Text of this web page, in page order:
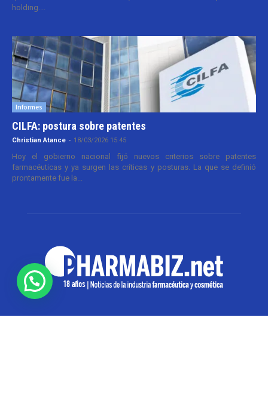
holding....
Informes
CILFA: postura sobre patentes
Christian Atance - 18/03/2026 15:45
Hoy el gobierno nacional fijó nuevos criterios sobre patentes
farmacéuticas y ya surgen las críticas y posturas. La que se definió
prontamente fue la...